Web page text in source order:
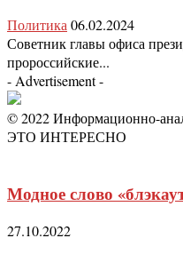
Политика 06.02.2024
Советник главы офиса
пророссийские...
- Advertisement -
© 2022 Информационно-
ЭТО ИНТЕРЕСНО
Модное слово
27.10.2022